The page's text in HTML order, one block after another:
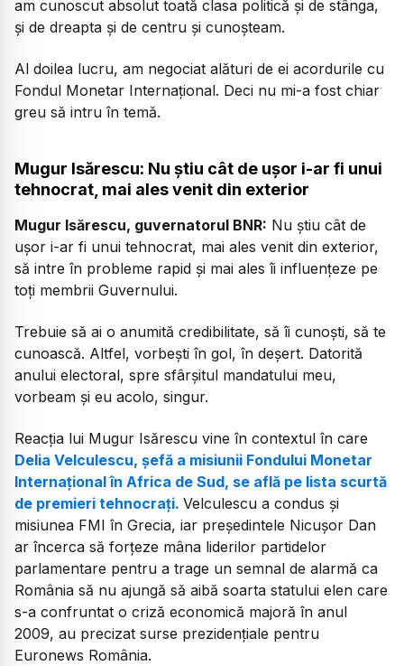
am cunoscut absolut toată clasa politică și de stânga,
și de dreapta și de centru și cunoșteam.
Al doilea lucru, am negociat alături de ei acordurile cu
Fondul Monetar Internațional. Deci nu mi-a fost chiar
greu să intru în temă.
Mugur Isărescu: Nu știu cât de ușor i-ar fi unui
tehnocrat, mai ales venit din exterior
Mugur Isărescu, guvernatorul BNR: Nu știu cât de
ușor i-ar fi unui tehnocrat, mai ales venit din exterior,
să intre în probleme rapid și mai ales îi influențeze pe
toți membrii Guvernului.
Trebuie să ai o anumită credibilitate, să îi cunoști, să te
cunoască. Altfel, vorbești în gol, în deșert. Datorită
anului electoral, spre sfârșitul mandatului meu,
vorbeam și eu acolo, singur.
Reacția lui Mugur Isărescu vine în contextul în care
Delia Velculescu, șefă a misiunii Fondului Monetar
Internațional în Africa de Sud, se află pe lista scurtă
de premieri tehnocrați. Velculescu a condus și
misiunea FMI în Grecia, iar președintele Nicușor Dan
ar încerca să forțeze mâna liderilor partidelor
parlamentare pentru a trage un semnal de alarmă ca
România să nu ajungă să aibă soarta statului elen care
s-a confruntat o criză economică majoră în anul
2009, au precizat surse prezidențiale pentru
Euronews România.